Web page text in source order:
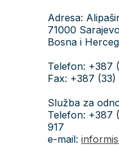
Adresa:
71000 Sarajevo
Bosna i
Telefon: +387
Fax: +387 (33)
Služba za
Telefon: +387
917
e-mail: